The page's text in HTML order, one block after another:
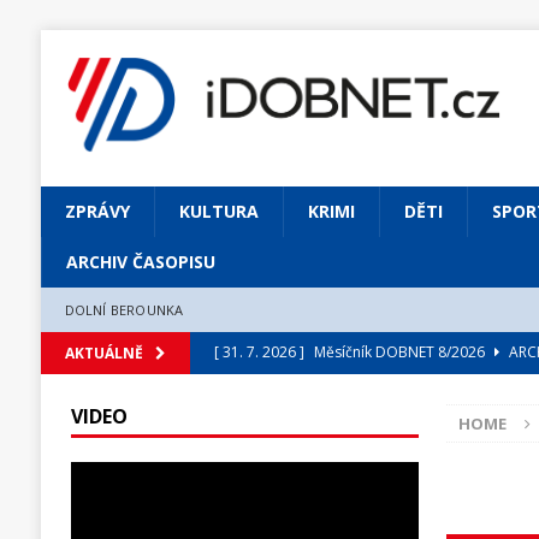
ZPRÁVY KULTURA KRIMI DĚTI
ARCHIV ČASOPISU
DOLNÍ BEROUNKA
AKTUÁLNĚ [ 31. 7. 2026 ] Měsíčník DOBNET 8/2026
[ 31. 7. 2026 ] Jednou Slavoj, vždycky Slavoj!
HOME
VIDEO